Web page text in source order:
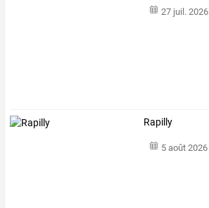
27 juil. 2026
Rapilly
5 août 2026